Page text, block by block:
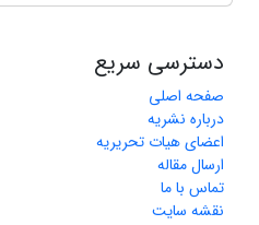
دسترسی سریع
صفحه اصلی
درباره نشریه
اعضای هیات تحریریه
ارسال مقاله
تماس با ما
نقشه سایت